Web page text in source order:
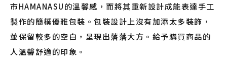
市HAMANASU的溫馨感，而將其重新設計成能表達手工
製作的簡樸優雅包裝。包裝設計上沒有加添太多裝飾，
並保留較多的空白，呈現出落落大方。給予購買商品的
人溫馨舒適的印象。